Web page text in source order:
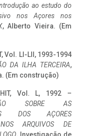
ao estudo do
nos Açores nos
, Alberto Vieira. (Em
Vol. LI-LII, 1993-1994
DA ILHA TERCEIRA,
(Em construção)
Vol. L, 1992 –
SOBRE AS
DOS AÇORES
ARQUIVOS DE